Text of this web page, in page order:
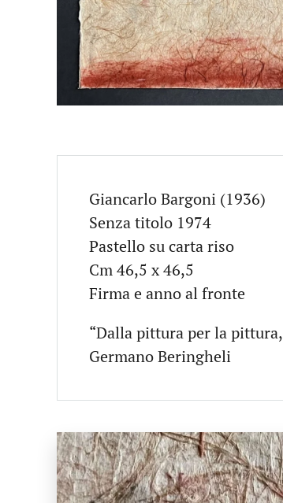
Giancarlo Bargoni (1936)
Senza titolo 1974
Pastello su carta riso
Cm 46,5 x 46,5
Firma e anno al fronte
“Dalla pittura per la
Germano Beringheli